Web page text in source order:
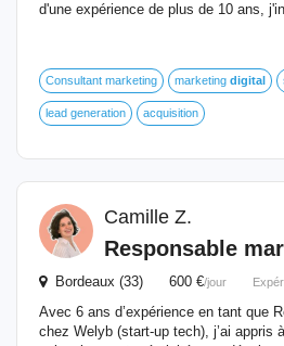
d'une expérience de plus de 10 ans,
Consultant marketing marketing digital
lead generation acquisition
Camille Z.
Responsable
Bordeaux (33) 600 €/jour
Avec 6 ans d’expérience en tant que
chez Welyb (start-up tech), j’ai appris